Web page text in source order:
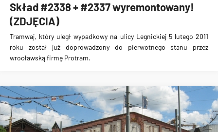
Skład #2338 + #2337 wyremontowany!
(ZDJĘCIA)
Tramwaj, który uległ wypadkowy na ulicy Legnickiej 5 lutego 2011
roku został już doprowadzony do pierwotnego stanu przez
wrocławskąfirmę Protram.